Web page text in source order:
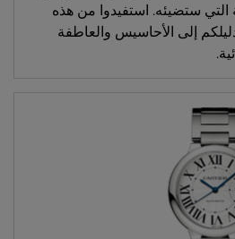
التي ستضيئه. استفيدوا من هذه
إلى الأحاسيس والعاطفة